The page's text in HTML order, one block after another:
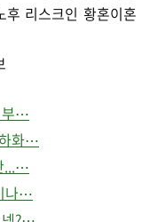
리스크인 황혼이혼
부⋯
화⋯
...⋯
나⋯